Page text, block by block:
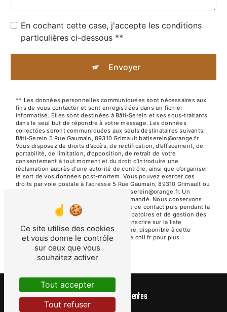
En cochant cette case, j'accepte les conditions
particulières ci-dessous **
Envoyer
** Les données personnelles communiquées sont nécessaires aux
fins de vous contacter et sont enregistrées dans un fichier
informatisé. Elles sont destinées à Bâti-Serein et ses sous-traitants
dans le seul but de répondre à votre message. Les données
collectées seront communiquées aux seuls destinataires suivants:
Bâti-Serein 5 Rue Gaumain, 89310 Grimault batiserein@orange.fr.
Vous disposez de droits d’accès, de rectification, d’effacement, de
portabilité, de limitation, d’opposition, de retrait de votre
consentement à tout moment et du droit d’introduire une
réclamation auprès d’une autorité de contrôle, ainsi que d’organiser
le sort de vos données post-mortem. Vous pouvez exercer ces
droits par voie postale à l'adresse 5 Rue Gaumain, 89310 Grimault ou
par courrier électronique à l'adresse batiserein@orange.fr. Un
justificatif d'identité pourra vous être demandé. Nous conservons
vos données pendant la période de prise de contact puis pendant la
durée de prescription légale aux fins probatoires et de gestion des
contentieux. Vous avez le droit de vous inscrire sur la liste
d'opposition au démarchage téléphonique, disponible à cette
adresse: Bloctel.gouv.fr . Consultez le site cnil.fr pour plus
d’informations sur vos droits.
Recherches fréquentes
Ce site utilise des cookies
et vous donne le contrôle
sur ceux que vous
souhaitez activer
Tout accepter
Tout refuser